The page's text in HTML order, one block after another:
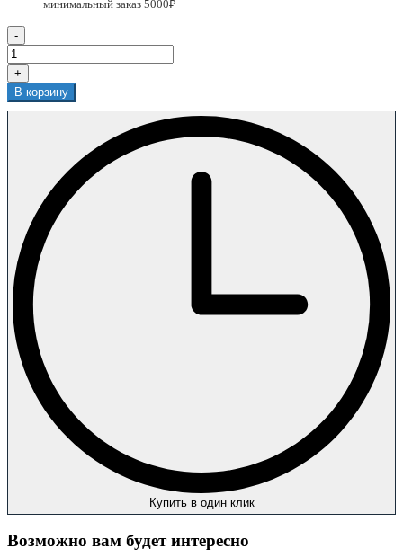
-
+
В корзину
Купить в один клик
Возможно вам будет интересно